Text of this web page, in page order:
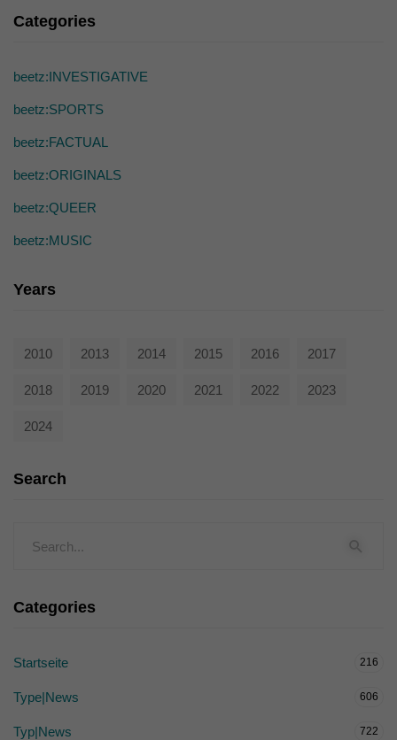
Categories
beetz:INVESTIGATIVE
beetz:SPORTS
beetz:FACTUAL
beetz:ORIGINALS
beetz:QUEER
beetz:MUSIC
Years
2010 2013 2014 2015 2016 2017
2018 2019 2020 2021 2022 2023
2024
Search
Categories
Startseite 216
Type|News 606
Typ|News 722
standardmäßig blockiert. Wenn Cookies von externen Medien akzeptiert
mehr.